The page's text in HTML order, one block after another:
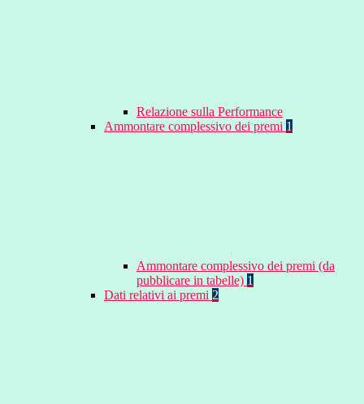
Relazione sulla Performance
Ammontare complessivo dei premi 1
Ammontare complessivo dei premi (da
pubblicare in tabelle) 1
Dati relativi ai premi 2